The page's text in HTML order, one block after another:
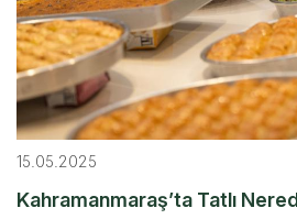
15.05.2025
Kahramanmaraş’ta Tatlı